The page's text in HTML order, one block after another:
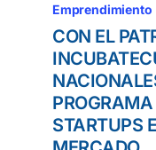
Emprendimiento
CON EL
STARTUPS